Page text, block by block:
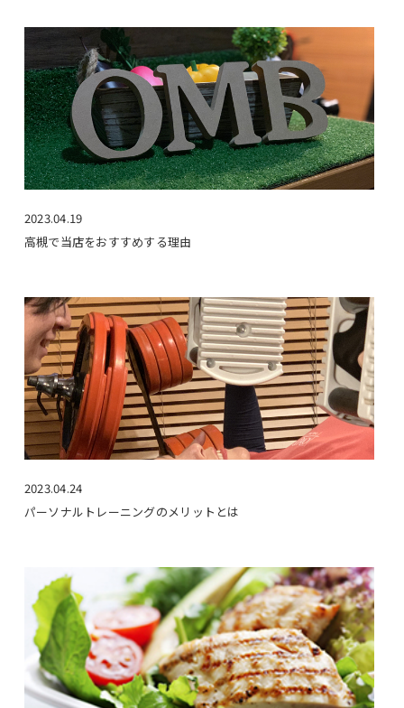
2023.04.19
高槻で当店をおすすめする理由
2023.04.24
パーソナルトレーニングのメリットとは